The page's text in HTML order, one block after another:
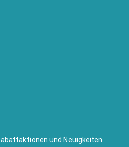
und Neuigkeiten.